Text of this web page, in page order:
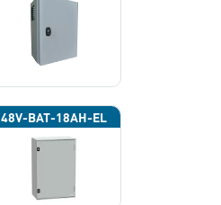
48V-BAT-18AH-EL